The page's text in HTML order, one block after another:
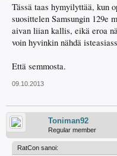
Tässä taas hymyilyttää, kun
suosittelen Samsungin 129e
aivan liian kallis, eikä eroa
voin hyvinkin nähdä
Että semmosta.
09.10.2013
Toniman92
Regular member
RatCon sanoi: